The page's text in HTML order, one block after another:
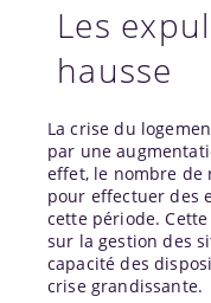
Les
hausse
La crise du
par une
effet, le nombre de
pour effectuer des
cette période.
sur la gestion des
capacité des
crise grandissante.